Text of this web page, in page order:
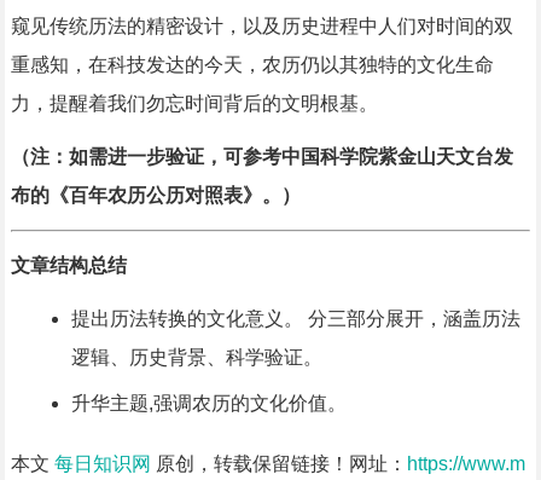
窥见传统历法的精密设计，以及历史进程中人们对时间的双
重感知，在科技发达的今天，农历仍以其独特的文化生命
力，提醒着我们勿忘时间背后的文明根基。
（注：如需进一步验证，可参考中国科学院紫金山天文台发
布的《百年农历公历对照表》。）
文章结构总结
提出历法转换的文化意义。 分三部分展开，涵盖历法
逻辑、历史背景、科学验证。
升华主题,强调农历的文化价值。
本文 每日知识网 原创，转载保留链接！网址： https://www.m